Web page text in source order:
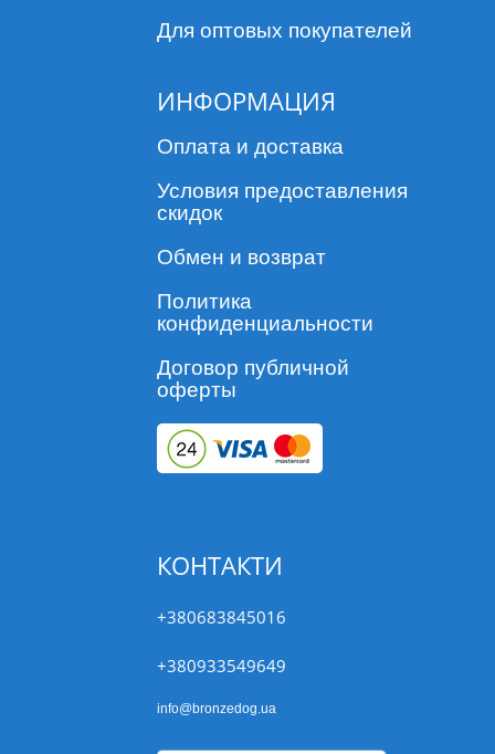
Для оптовых покупателей
ИНФОРМАЦИЯ
Оплата и доставка
Условия предоставления
скидок
Обмен и возврат
Политика
конфиденциальности
Договор публичной
оферты
КОНТАКТИ
+380683845016
+380933549649
info@bronzedog.ua